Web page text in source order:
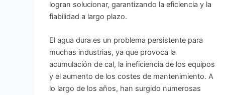
logran solucionar, garantizando la eficiencia y la
fiabilidad a largo plazo.
El agua dura es un problema persistente para
muchas industrias, ya que provoca la
acumulación de cal, la ineficiencia de los equipos
y el aumento de los costes de mantenimiento. A
lo largo de los años, han surgido numerosas